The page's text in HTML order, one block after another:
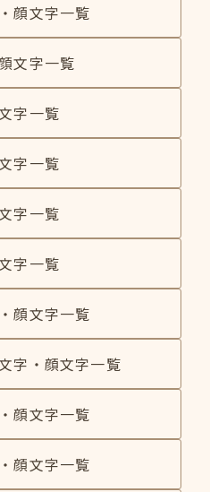
顔文字一覧
文字一覧
字一覧
字一覧
字一覧
字一覧
顔文字一覧
字・顔文字一覧
顔文字一覧
顔文字一覧